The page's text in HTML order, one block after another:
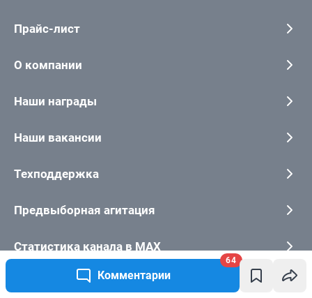
Комментарии
64
Прайс-лист
О компании
Наши награды
Наши вакансии
Техподдержка
Предвыборная агитация
Статистика канала в MAX
Все города сети